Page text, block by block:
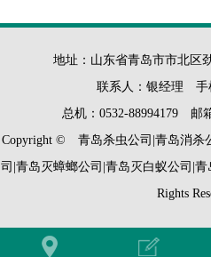
地址：山东省青岛市市北区
联系人：银经理 手
总机：0532-88994179 邮
Copyright © 青岛杀虫公司|青岛消杀
司|青岛灭蟑螂公司|青岛灭白蚁公司|
Rights